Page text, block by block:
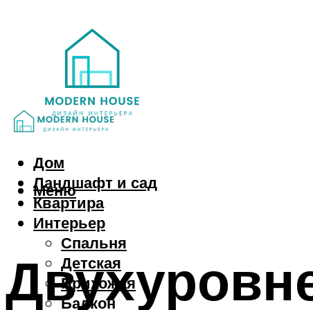
Дом
Ландшафт и сад
Квартира
Интерьер
Спальня
Детская
Прихожая
Балкон
Меню